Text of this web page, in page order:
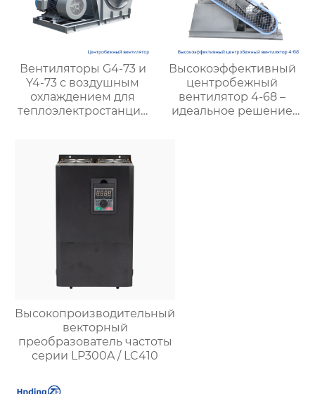
Вентиляторы G4-73 и
Y4-73 с воздушным
охлаждением для
теплоэлектростанций
эффективность и
низкий уровень шума
Высокоэффективный
центробежный
вентилятор 4-68 –
идеальное решение
Высокопроизводительный
векторный
преобразователь частоты
серии LP300A / LC410